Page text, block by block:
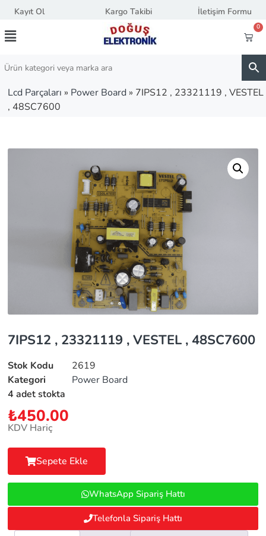
Kayıt Ol Kargo Takibi İletişim Formu
0
Lcd Parçaları » Power Board » 7IPS12 , 23321119 , VESTEL
, 48SC7600
7IPS12 , 23321119 , VESTEL , 48SC7600
Stok Kodu
2619
Kategori
Power Board
4 adet stokta
₺450.00
KDV Hariç
Sepete Ekle
WhatsApp Sipariş Hattı
Telefonla Sipariş Hattı